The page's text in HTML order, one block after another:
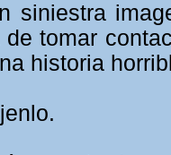
siniestra
tomar
historia